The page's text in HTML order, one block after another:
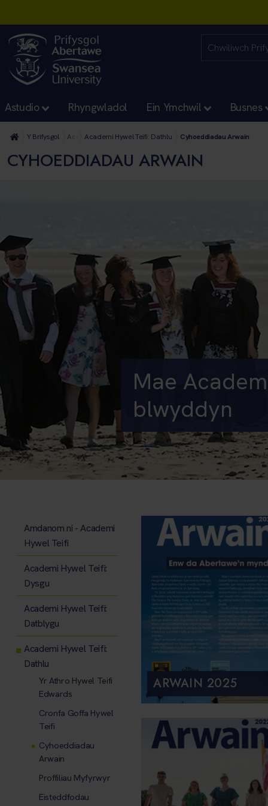
Astudio Rhyngwladol Ein Ymchwil Busnes
Y Brifysgol Academi Hywel Teifi
Academi Hywel Teifi: Dathlu Cyhoeddiadau Arwain
CYHOEDDIADAU ARWAIN
Mae
blwyddyn
ARWAIN 2025
Amdanom ni - Academi
Hywel Teifi
Academi Hywel Teifi:
Dysgu
Academi Hywel Teifi:
Datblygu
Academi Hywel Teifi:
Dathlu
Yr Athro Hywel Teifi
Edwards
Cronfa Goffa Hywel
Teifi
Cyhoeddiadau
Arwain
Proffiliau Myfyrwyr
Eisteddfodau